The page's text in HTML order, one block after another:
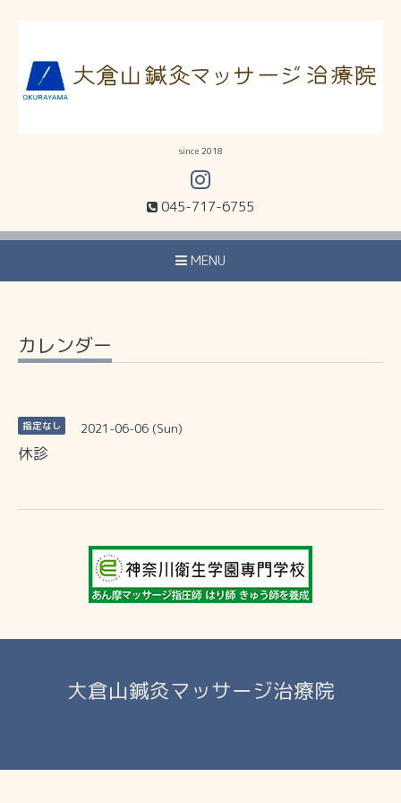
since 2018
045-717-6755
MENU
カレンダー
指定なし 2021-06-06 (Sun)
休診
大倉山鍼灸マッサージ治療院